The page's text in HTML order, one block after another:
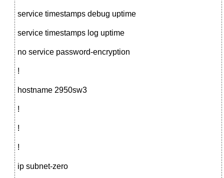
service timestamps debug uptime
service timestamps log uptime
no service password-encryption
!
hostname 2950sw3
!
!
!
ip subnet-zero